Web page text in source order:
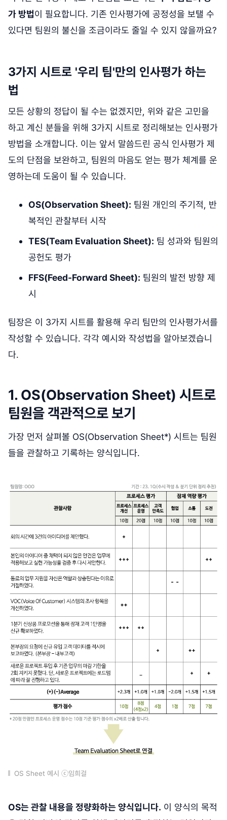
가 방법이 필요합니다. 기존 인사평가에 공정성을 보탤 수
있다면 팀원의 불신을 조금이라도 줄일 수 있지 않을까요?
3가지 시트로 '우리 팀'만의 인사평가 하는
법
모든 상황의 정답이 될 수는 없겠지만, 위와 같은 고민을
하고 계신 분들을 위해 3가지 시트로 정리해보는 인사평가
방법을 소개합니다. 이는 앞서 말씀드린 공식 인사평가 제
도의 단점을 보완하고, 팀원의 마음도 얻는 평가 체계를 운
영하는데 도움이 될 수 있습니다.
OS(Observation Sheet): 팀원 개인의 주기적, 반
복적인 관찰부터 시작
TES(Team Evaluation Sheet): 팀 성과와 팀원의
공헌도 평가
FFS(Feed-Forward Sheet): 팀원의 발전 방향 제
시
팀장은 이 3가지 시트를 활용해 우리 팀만의 인사평가서를
작성할 수 있습니다. 각각 예시와 작성법을 알아보겠습니
다.
1. OS(Observation Sheet) 시트로
팀원을 객관적으로 보기
가장 먼저 살펴볼 OS(Observation Sheet*) 시트는 팀원
들을 관찰하고 기록하는 양식입니다.
OS Sheet 예시 ⓒ임희걸
OS는 관찰 내용을 정량화하는 양식입니다. 이 양식의 목적